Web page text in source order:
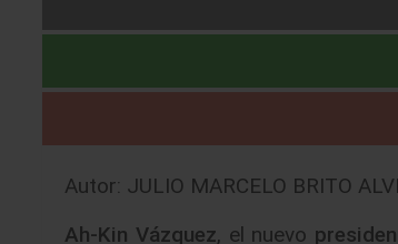
Autor: JULIO MARCELO BRITO
Ah-Kin Vázquez, el nuevo